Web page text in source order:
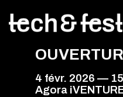
4 févr. 2026 —
Agora